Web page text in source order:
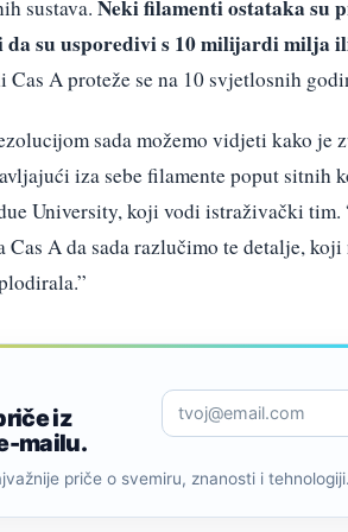
sustava. Neki filamenti ostataka su
su usporedivi s 10 milijardi milja
Cas A proteže se na 10 svjetlosnih
sada možemo vidjeti kako je
iza sebe filamente poput sitnih
University, koji vodi istraživački
Cas A da sada razlučimo te detalje,
iz
mailu.
priče o svemiru, znanosti i tehnologiji.